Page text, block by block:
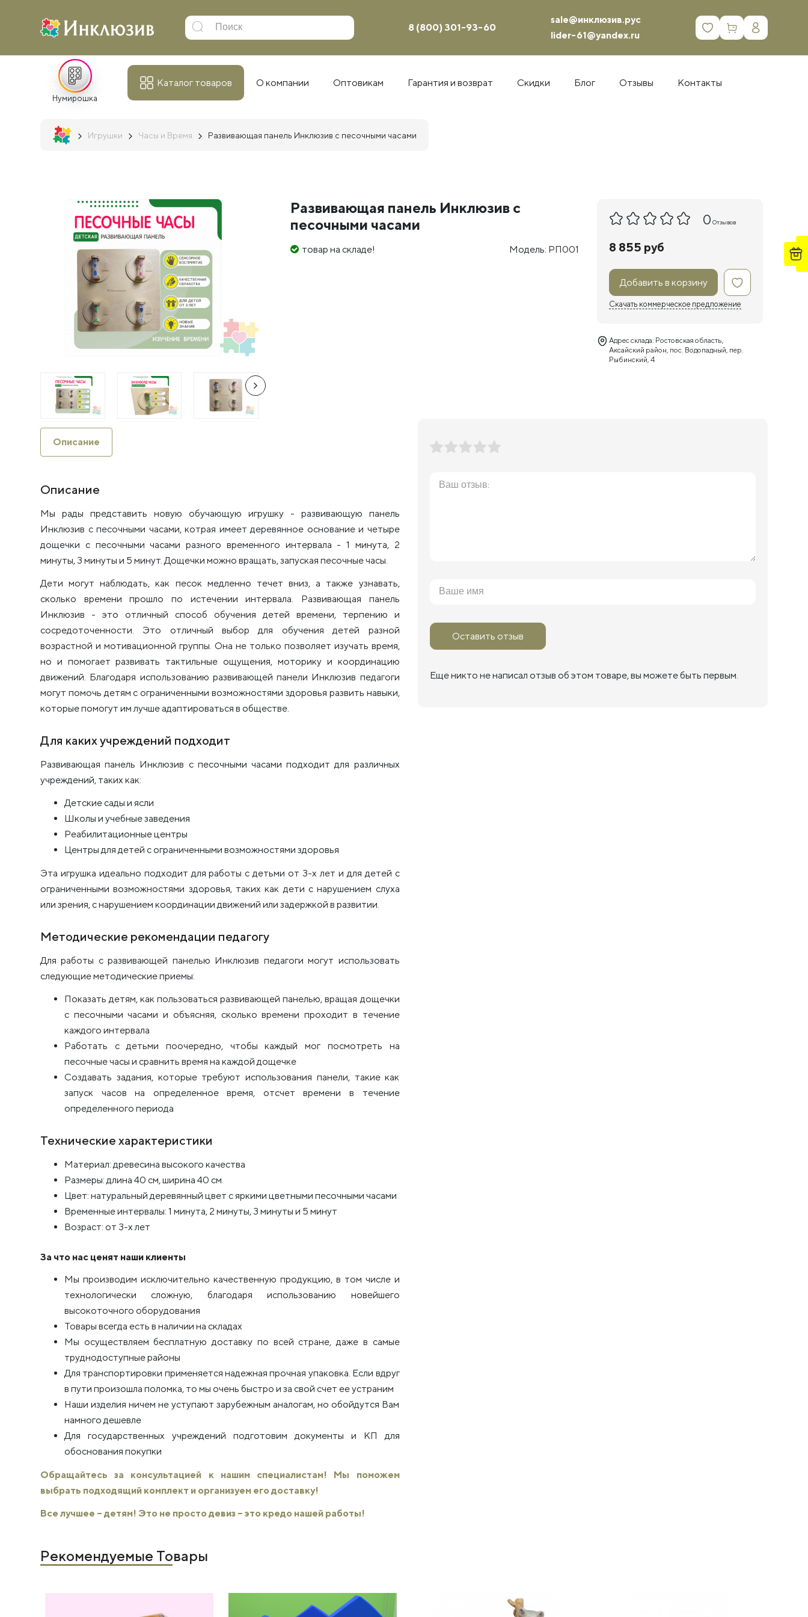
8 (800) 301-93-60
sale@инклюзив.рус
lider-61@yandex.ru
0
Нумирошка
Каталог товаров О компании Оптовикам Гарантия и возврат Скидки Блог Отзывы Контакты
Игрушки Часы и Время Развивающая панель Инклюзив с песочными часами
Развивающая панель Инклюзив с
песочными часами
товар на складе! Модель: РП001
0 Отзывов
8 855 руб
Добавить в корзину
Скачать коммерческое предложение
Адрес склада: Ростовская область,
Аксайский район, пос. Водопадный, пер.
Рыбинский, 4
Описание
Описание
Мы рады представить новую обучающую игрушку - развивающую панель
Инклюзив с песочными часами, котрая имеет деревянное основание и четыре
дощечки с песочными часами разного временного интервала - 1 минута, 2
минуты, 3 минуты и 5 минут. Дощечки можно вращать, запуская песочные часы.
Дети могут наблюдать, как песок медленно течет вниз, а также узнавать,
сколько времени прошло по истечении интервала. Развивающая панель
Инклюзив - это отличный способ обучения детей времени, терпению и
сосредоточенности. Это отличный выбор для обучения детей разной
возрастной и мотивационной группы. Она не только позволяет изучать время,
но и помогает развивать тактильные ощущения, моторику и координацию
движений. Благодаря использованию развивающей панели Инклюзив педагоги
могут помочь детям с ограниченными возможностями здоровья развить навыки,
которые помогут им лучше адаптироваться в обществе.
Для каких учреждений подходит
Развивающая панель Инклюзив с песочными часами подходит для различных
учреждений, таких как:
Детские сады и ясли
Школы и учебные заведения
Реабилитационные центры
Центры для детей с ограниченными возможностями здоровья
Эта игрушка идеально подходит для работы с детьми от 3-х лет и для детей с
ограниченными возможностями здоровья, таких как дети с нарушением слуха
или зрения, с нарушением координации движений или задержкой в развитии.
Методические рекомендации педагогу
Для работы с развивающей панелью Инклюзив педагоги могут использовать
следующие методические приемы:
Показать детям, как пользоваться развивающей панелью, вращая дощечки
с песочными часами и объясняя, сколько времени проходит в течение
каждого интервала
Работать с детьми поочередно, чтобы каждый мог посмотреть на
песочные часы и сравнить время на каждой дощечке
Создавать задания, которые требуют использования панели, такие как
запуск часов на определенное время, отсчет времени в течение
определенного периода
Технические характеристики
Материал: древесина высокого качества
Размеры: длина 40 см, ширина 40 см
Цвет: натуральный деревянный цвет с яркими цветными песочными часами
Временные интервалы: 1 минута, 2 минуты, 3 минуты и 5 минут
Возраст: от 3-х лет
За что нас ценят наши клиенты
Мы производим исключительно качественную продукцию, в том числе и
технологически сложную, благодаря использованию новейшего
высокоточного оборудования
Товары всегда есть в наличии на складах
Мы осуществляем бесплатную доставку по всей стране, даже в самые
труднодоступные районы
Для транспортировки применяется надежная прочная упаковка. Если вдруг
в пути произошла поломка, то мы очень быстро и за свой счет ее устраним
Наши изделия ничем не уступают зарубежным аналогам, но обойдутся Вам
намного дешевле
Для государственных учреждений подготовим документы и КП для
обоснования покупки
Обращайтесь за консультацией к нашим специалистам! Мы поможем
выбрать подходящий комплект и организуем его доставку!
Все лучшее – детям! Это не просто девиз – это кредо нашей работы!
Оставить отзыв
Еще никто не написал отзыв об этом товаре, вы можете быть первым.
Рекомендуемые Товары